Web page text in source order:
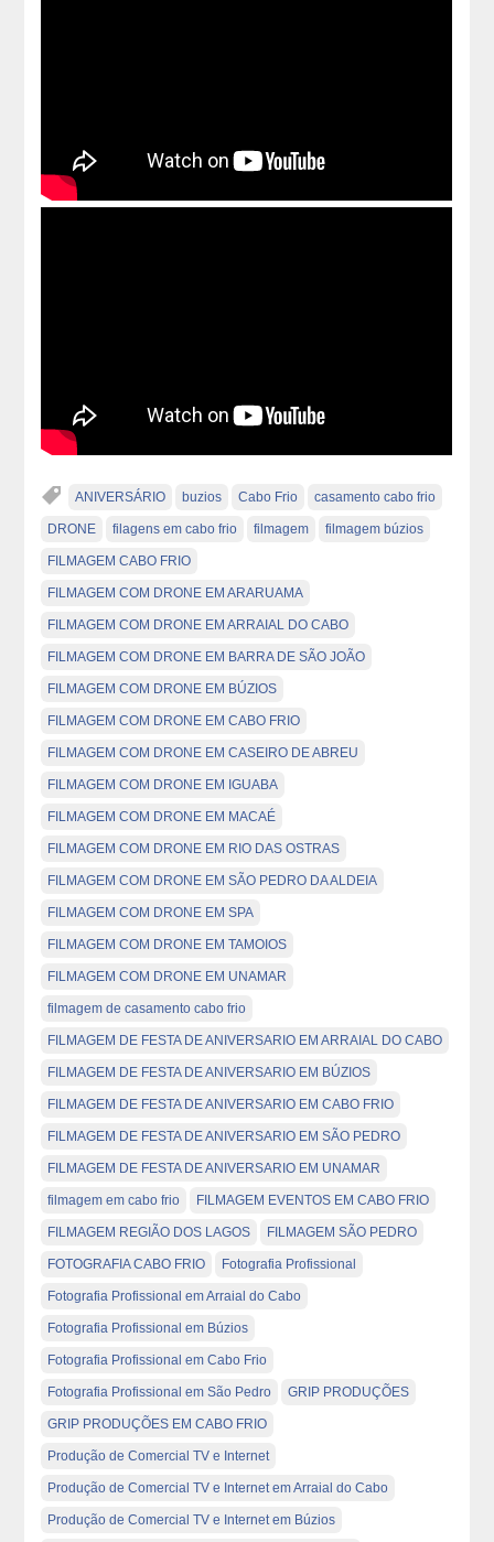
ANIVERSÁRIO buzios Cabo Frio casamento cabo frio
DRONE filagens em cabo frio filmagem filmagem búzios
FILMAGEM CABO FRIO
FILMAGEM COM DRONE EM ARARUAMA
FILMAGEM COM DRONE EM ARRAIAL DO CABO
FILMAGEM COM DRONE EM BARRA DE SÃO JOÃO
FILMAGEM COM DRONE EM BÚZIOS
FILMAGEM COM DRONE EM CABO FRIO
FILMAGEM COM DRONE EM CASEIRO DE ABREU
FILMAGEM COM DRONE EM IGUABA
FILMAGEM COM DRONE EM MACAÉ
FILMAGEM COM DRONE EM RIO DAS OSTRAS
FILMAGEM COM DRONE EM SÃO PEDRO DA ALDEIA
FILMAGEM COM DRONE EM SPA
FILMAGEM COM DRONE EM TAMOIOS
FILMAGEM COM DRONE EM UNAMAR
filmagem de casamento cabo frio
FILMAGEM DE FESTA DE ANIVERSARIO EM ARRAIAL DO CABO
FILMAGEM DE FESTA DE ANIVERSARIO EM BÚZIOS
FILMAGEM DE FESTA DE ANIVERSARIO EM CABO FRIO
FILMAGEM DE FESTA DE ANIVERSARIO EM SÃO PEDRO
FILMAGEM DE FESTA DE ANIVERSARIO EM UNAMAR
filmagem em cabo frio FILMAGEM EVENTOS EM CABO FRIO
FILMAGEM REGIÃO DOS LAGOS FILMAGEM SÃO PEDRO
FOTOGRAFIA CABO FRIO Fotografia Profissional
Fotografia Profissional em Arraial do Cabo
Fotografia Profissional em Búzios
Fotografia Profissional em Cabo Frio
Fotografia Profissional em São Pedro GRIP PRODUÇÕES
GRIP PRODUÇÕES EM CABO FRIO
Produção de Comercial TV e Internet
Produção de Comercial TV e Internet em Arraial do Cabo
Produção de Comercial TV e Internet em Búzios